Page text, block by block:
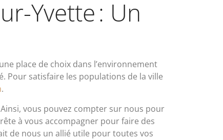
Yvette : Un
place de choix dans l’environnement
Pour satisfaire les populations de la ville
.
vous pouvez compter sur nous pour
à vous accompagner pour faire des
de nous un allié utile pour toutes vos